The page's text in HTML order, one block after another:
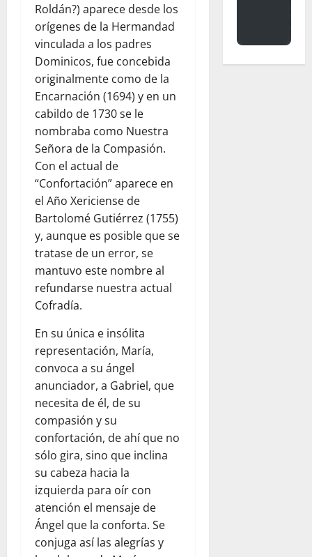
Roldán?) aparece desde los
orígenes de la Hermandad
vinculada a los padres
Dominicos, fue concebida
originalmente como de la
Encarnación (1694) y en un
cabildo de 1730 se le
nombraba como Nuestra
Señora de la Compasión.
Con el actual de
“Confortación” aparece en
el Año Xericiense de
Bartolomé Gutiérrez (1755)
y, aunque es posible que se
tratase de un error, se
mantuvo este nombre al
refundarse nuestra actual
Cofradía.
En su única e insólita
representación, María,
convoca a su ángel
anunciador, a Gabriel, que
necesita de él, de su
compasión y su
confortación, de ahí que no
sólo gira, sino que inclina
su cabeza hacia la
izquierda para oír con
atención el mensaje de
Ángel que la conforta. Se
conjuga así las alegrías y